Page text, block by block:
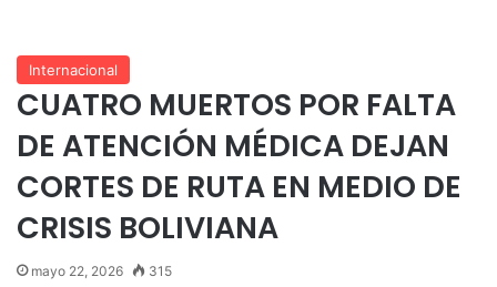
Internacional
CUATRO MUERTOS POR FALTA
DE ATENCIÓN MÉDICA DEJAN
CORTES DE RUTA EN MEDIO DE
CRISIS BOLIVIANA
mayo 22, 2026 315